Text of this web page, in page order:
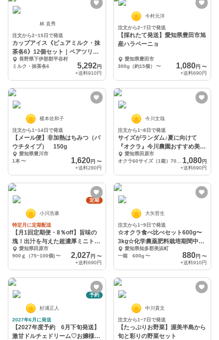
林 直秀
注文から2~15日で発送
カップアイス《ピュアミルク・抹
茶各6》12個セット｜ペアツリー
ファーム
長野県下伊那郡平谷村
ミルク・抹茶各6
5,292円
+送料910円
今村元洋
注文から2~7日で発送
【採れたて発送】愛知県豊田市旭
産ハラペーニョ
愛知県豊田市
300g（約15個）
〜 1,080円 〜
+送料690円
榎本佐和子
注文から1~14日で発送
【メール便】非加熱はちみつ（パ
ウチタイプ） 150g
愛知県豊川市
1本〜 1,620円 〜
+送料280円
今川文哉
注文から1~8日で発送
サイズがランダム♪夏に向けて
『オクラ』今川農園おすすめ美味
しいオクラ
愛知県田原市
1,080円
+送料690円
定期
小川浩康
特定月に定期配送
【月1回定期便・8％off】旨味の
塊！出汁を与えた超濃厚ミニトマ
ト 愛知県田原市
900ｇ（75~100個)〜 2,027 円 〜
+送料690円
大矢哲生
注文から1~9日で発送
☆オクラ食べ比べセット600g〜
3kg☆化学農薬肥料栽培期間中不
使用
愛知県知多郡美浜町
一箱 600g 〜 880円 〜
+送料910円
予約
杉浦正人
2027年6月に発送
【2027年度予約 6月下旬発送】
激甘ドルチェドリーム♡お嬢様ト
中川貴文
注文から1~7日で発送
【たっぷりお野菜】渥美半島から
旬と彩りの野菜セット